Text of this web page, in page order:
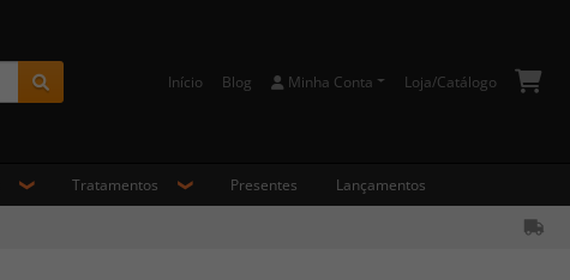
Início Blog Minha Conta Loja/Catálogo
Tratamentos Presentes Lançamentos